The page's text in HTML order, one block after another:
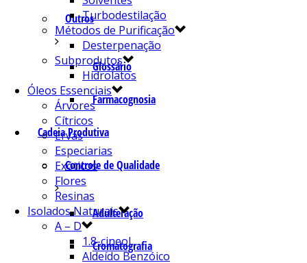
Outros
Glossário
Farmacognosia
Cadeia Produtiva
Controle de Qualidade
Adulteração
Cromatografia
Turbodestilação
Métodos de Purificação
Desterpenação
Subprodutos
Hidrolatos
Óleos Essenciais
Árvores
Cítricos
Ervas
Especiarias
Exóticos
Flores
Resinas
Isolados Naturais
A – D
1.8-cineol
Aldeído Benzóico